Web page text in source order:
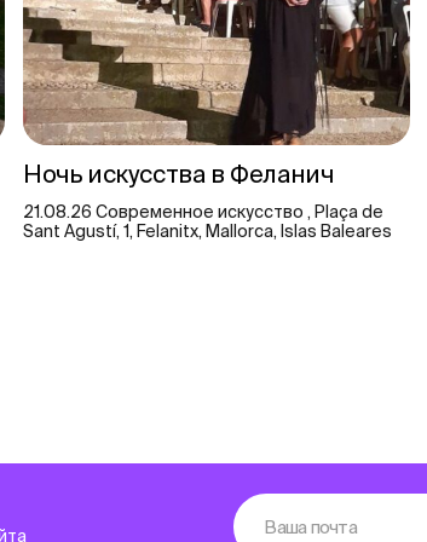
Ночь искусства в Феланич
21.08.26 Современное искусство , Plaça de
Sant Agustí, 1, Felanitx, Mallorca, Islas Baleares